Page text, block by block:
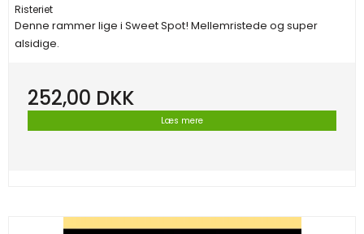
Risteriet
Denne rammer lige i Sweet Spot! Mellemristede og super
alsidige.
252,00 DKK
Læs mere